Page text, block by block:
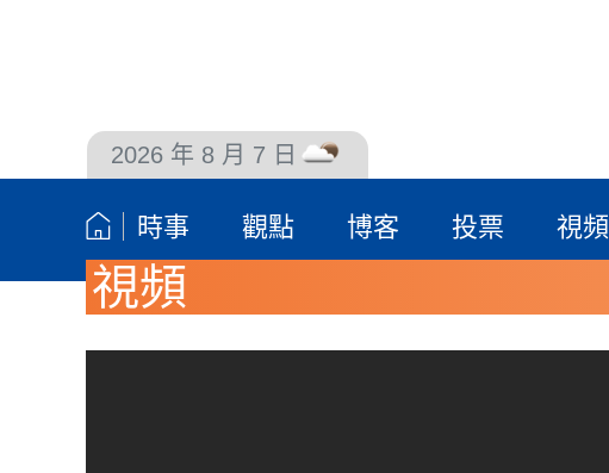
2026 年 8 月 7 日
時事 觀點 博客 投票 視頻
視頻